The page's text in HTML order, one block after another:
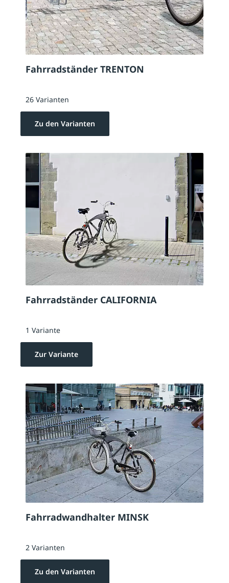
Fahrradständer TRENTON
26 Varianten
Zu den Varianten
Fahrradständer CALIFORNIA
1 Variante
Zur Variante
Fahrradwandhalter MINSK
2 Varianten
Zu den Varianten